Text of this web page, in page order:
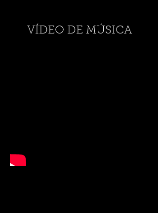
VÍDEO DE MÚSICA